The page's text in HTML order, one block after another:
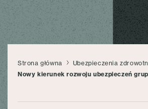
Strona główna
Ubezpieczenia
Nowy kierunek rozwoju ubezpieczeń